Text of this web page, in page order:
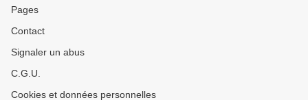
Pages
Contact
Signaler un abus
C.G.U.
Cookies et données personnelles